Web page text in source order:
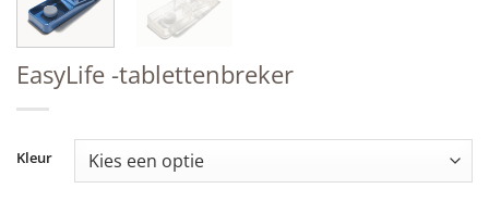
EasyLife -tablettenbreker
Kleur